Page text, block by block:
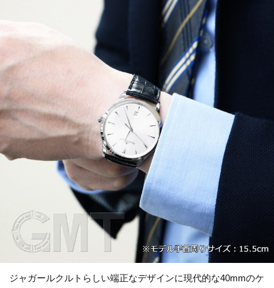
ジャガールクルトらしい端正なデザインに現代的な40mmのケ